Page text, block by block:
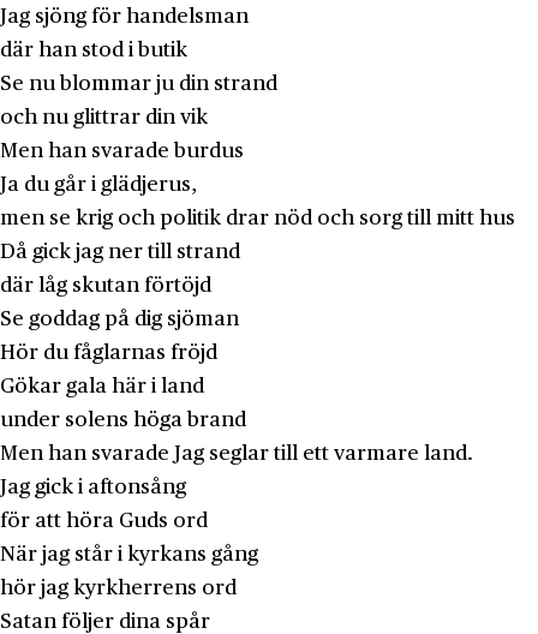
Jag sjöng för handelsman
där han stod i butik
Se nu blommar ju din strand
och nu glittrar din vik
Men han svarade burdus
Ja du går i glädjerus,
men se krig och politik drar nöd och sorg till mitt hus
Då gick jag ner till strand
där låg skutan förtöjd
Se goddag på dig sjöman
Hör du fåglarnas fröjd
Gökar gala här i land
under solens höga brand
Men han svarade Jag seglar till ett varmare land.
Jag gick i aftonsång
för att höra Guds ord
När jag står i kyrkans gång
hör jag kyrkherrens ord
Satan följer dina spår